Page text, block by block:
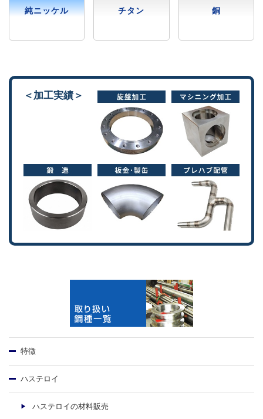
純ニッケル チタン 銅
＜加工実績＞
特徴
ハステロイ
ハステロイの材料販売